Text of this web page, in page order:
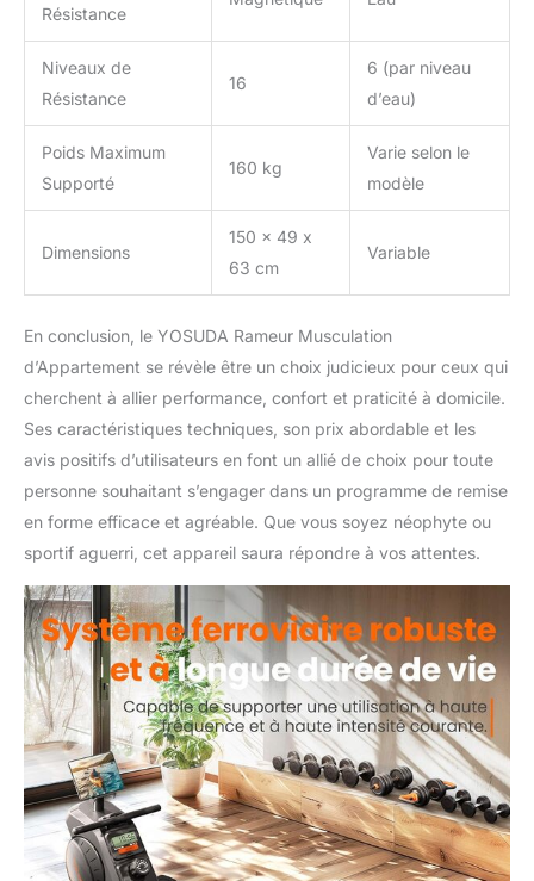
𝐌𝐨𝐧𝐭𝐚𝐠𝐞 𝐑𝐚𝐩𝐢𝐝𝐞 𝐞𝐧 𝟐𝟎
𝐌𝐢𝐧𝐮𝐭𝐞𝐬: Dites adieu à la
complexité ! Le rameur
été entièrement optimisé
en termes de matériaux,
une protection complète
pendant le transport.
Avec seulement 10 vis, il
minutes. Des
instructions claires vous
aident à démarrer
rapidement. Pour toute
question, nous vous
répondrons sous 24
heures.
Résistance
Niveaux de
Résistance
16
6 (par niveau
d’eau)
Poids Maximum
Supporté
160 kg
Varie selon le
modèle
Dimensions
150 x 49 x
63 cm
Variable
En conclusion, le YOSUDA Rameur Musculation
d’Appartement se révèle être un choix judicieux pour ceux qui
cherchent à allier performance, confort et praticité à domicile.
Ses caractéristiques techniques, son prix abordable et les
avis positifs d’utilisateurs en font un allié de choix pour toute
personne souhaitant s’engager dans un programme de remise
en forme efficace et agréable. Que vous soyez néophyte ou
sportif aguerri, cet appareil saura répondre à vos attentes.